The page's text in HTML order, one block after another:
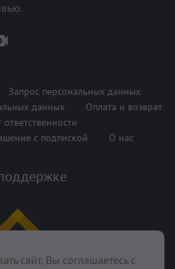
Запрос персональных данных
данных
Оплата и возврат
ответственности
с подпиской О нас
сайт, Вы соглашаетесь с